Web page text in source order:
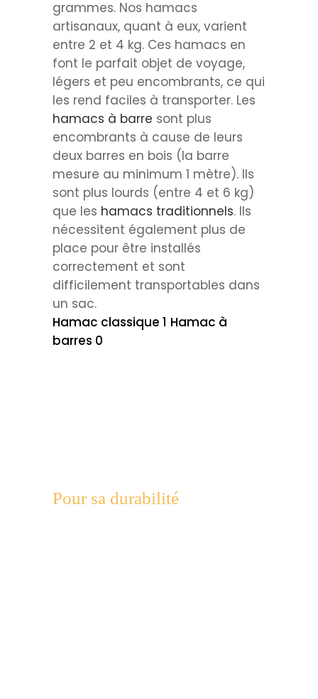
grammes. Nos hamacs
artisanaux, quant à eux, varient
entre 2 et 4 kg. Ces hamacs en
font le parfait objet de voyage,
légers et peu encombrants, ce qui
les rend faciles à transporter. Les
hamacs à barre sont plus
encombrants à cause de leurs
deux barres en bois (la barre
mesure au minimum 1 mètre). Ils
sont plus lourds (entre 4 et 6 kg)
que les hamacs traditionnels. Ils
nécessitent également plus de
place pour être installés
correctement et sont
difficilement transportables dans
un sac.
Hamac classique 1 Hamac à
barres 0
Pour sa durabilité